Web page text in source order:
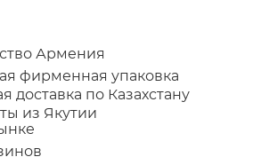
Армения
фирменная упаковка
доставка по Казахстану
из Якутии